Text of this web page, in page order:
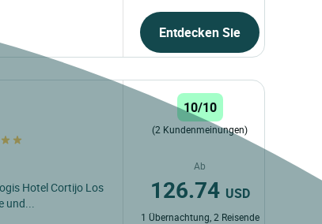
Entdecken Sie
Hotel Cortijo Los
und...
10/10
(2 Kundenmeinungen)
Ab
126.74 USD
1 Übernachtung, 2 Reisende